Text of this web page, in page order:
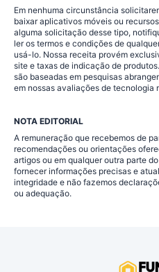
Em nenhuma circunstância
baixar aplicativos móveis ou
alguma solicitação desse tipo,
ler os termos e condições de
usá-lo. Nossa receita provém
site e taxas de indicação de
são baseadas em pesquisas
em nossas avaliações de tecnologia
NOTA EDITORIAL
A remuneração que recebemos de
recomendações ou orientações
artigos ou em qualquer outra parte
fornecer informações precisas e
integridade e não fazemos
ou adequação.